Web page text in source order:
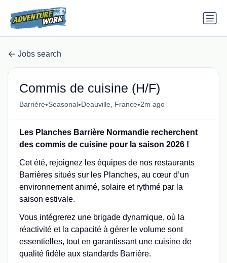
Jobs search
Commis de cuisine (H/F)
Barrière•Seasonal•Deauville, France•2m ago
Les Planches Barrière Normandie recherchent
des commis de cuisine pour la saison 2026 !
Cet été, rejoignez les équipes de nos restaurants
Barrières situés sur les Planches, au cœur d’un
environnement animé, solaire et rythmé par la
saison estivale.
Vous intégrerez une brigade dynamique, où la
réactivité et la capacité à gérer le volume sont
essentielles, tout en garantissant une cuisine de
qualité fidèle aux standards Barrière.